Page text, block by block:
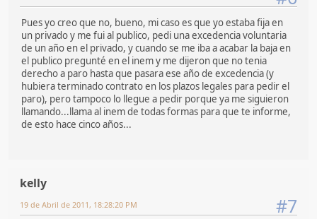
Pues yo creo que no, bueno, mi caso es que yo estaba fija en
un privado y me fui al publico, pedi una excedencia voluntaria
de un año en el privado, y cuando se me iba a acabar la baja en
el publico pregunté en el inem y me dijeron que no tenia
derecho a paro hasta que pasara ese año de excedencia (y
hubiera terminado contrato en los plazos legales para pedir el
paro), pero tampoco lo llegue a pedir porque ya me siguieron
llamando...llama al inem de todas formas para que te informe,
de esto hace cinco años...
kelly
#7
19 de Abril de 2011, 18:28:20 PM